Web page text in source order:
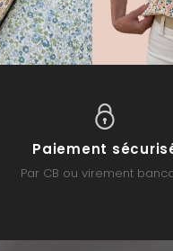
Paiement
Par CB ou virement